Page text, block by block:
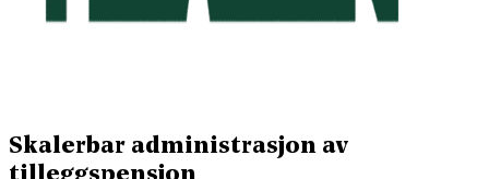
Skalerbar administrasjon av